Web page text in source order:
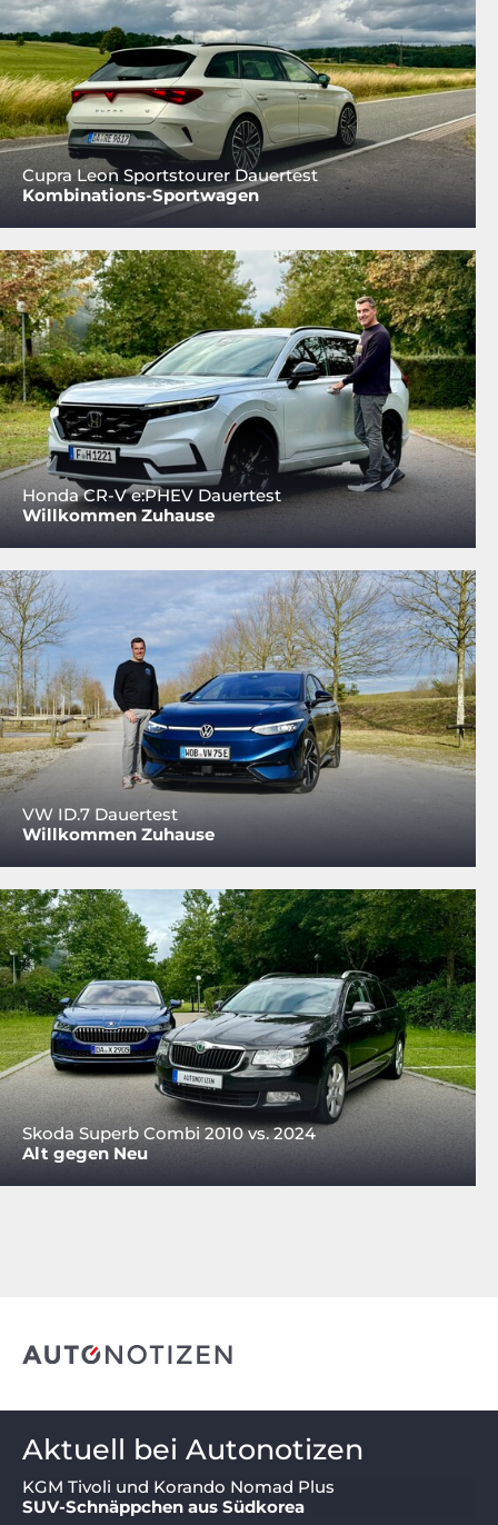
Cupra Leon Sportstourer Dauertest
Kombinations-Sportwagen
Honda CR-V e:PHEV Dauertest
Willkommen Zuhause
VW ID.7 Dauertest
Willkommen Zuhause
Skoda Superb Combi 2010 vs. 2024
Alt gegen Neu
Aktuell bei Autonotizen
KGM Tivoli und Korando Nomad Plus
SUV-Schnäppchen aus Südkorea